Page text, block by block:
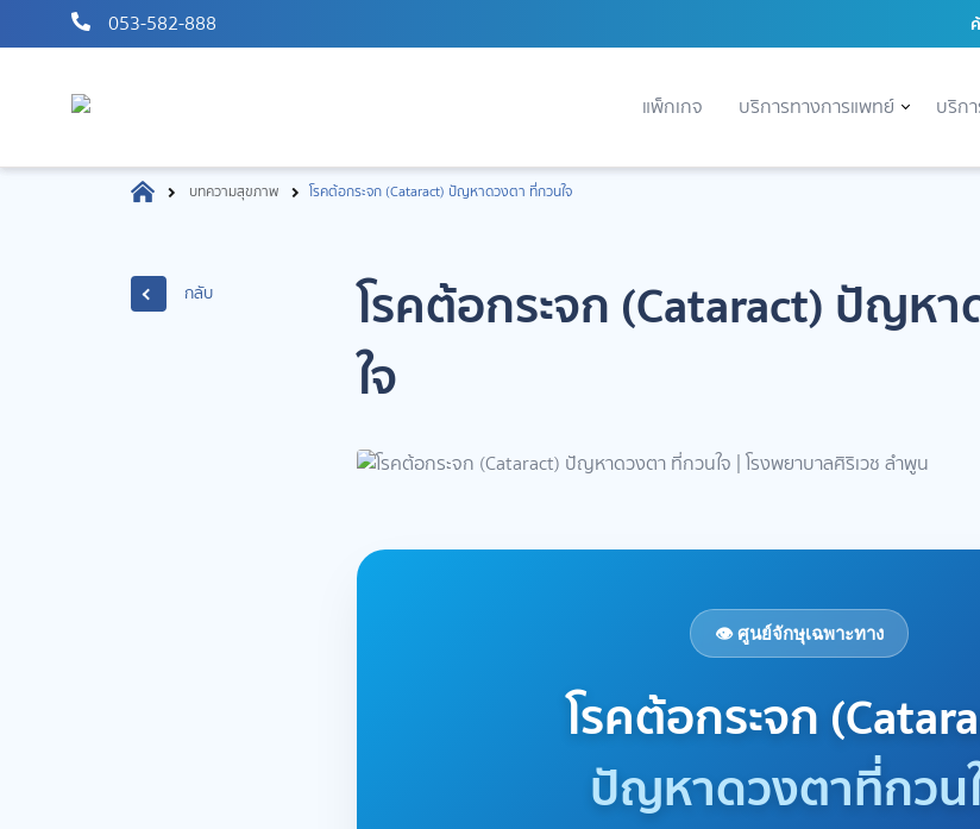
053-582-888
แพ็กเกจ บริการทางการแพทย์ บริก
บทความสุขภาพ โรคต้อกระจก (Cataract) ปัญหาดวงตา ที่กวนใจ
กลับ
โรคต้อกระจก (Cataract) ปัญห
ใจ
👁️ ศูนย์จักษุเฉพาะทาง
โรคต้อกระจก
ปัญหาดวงตาที่กวน